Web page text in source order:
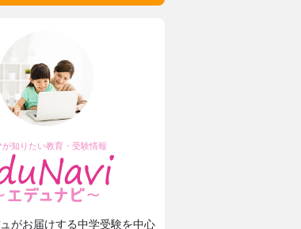
城西大学附属城西中学・高等学校
安田学園中学校・高等学校
一橋大・東京科学大に合格！
安田学園の進路サポートや学習環境
が知りたい教育・受験情報
がお届けする中学受験を中心